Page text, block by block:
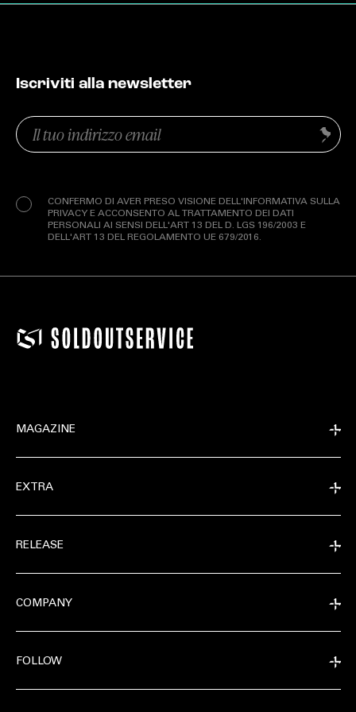
Iscriviti alla newsletter
Email
(Obbligatorio)
CONFERMO DI AVER PRESO VISIONE DELL'INFORMATIVA SULLA
PRIVACY E ACCONSENTO AL TRATTAMENTO DEI DATI
PERSONALI AI SENSI DELL'ART 13 DEL D. LGS 196/2003 E
DELL'ART 13 DEL REGOLAMENTO UE 679/2016.
Invia
MAGAZINE
EXTRA
RELEASE
COMPANY
FOLLOW